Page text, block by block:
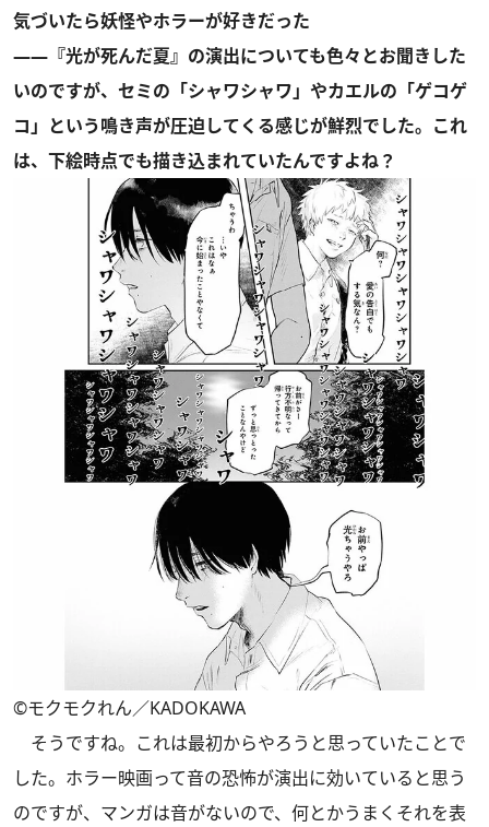
気づいたら妖怪やホラーが好きだった
――『光が死んだ夏』の演出についても色々とお聞きした
いのですが、セミの「シャワシャワ」やカエルの「ゲコゲ
コ」という鳴き声が圧迫してくる感じが鮮烈でした。これ
は、下絵時点でも描き込まれていたんですよね？
©モクモクれん／KADOKAWA
そうですね。これは最初からやろうと思っていたことで
した。ホラー映画って音の恐怖が演出に効いていると思う
のですが、マンガは音がないので、何とかうまくそれを表